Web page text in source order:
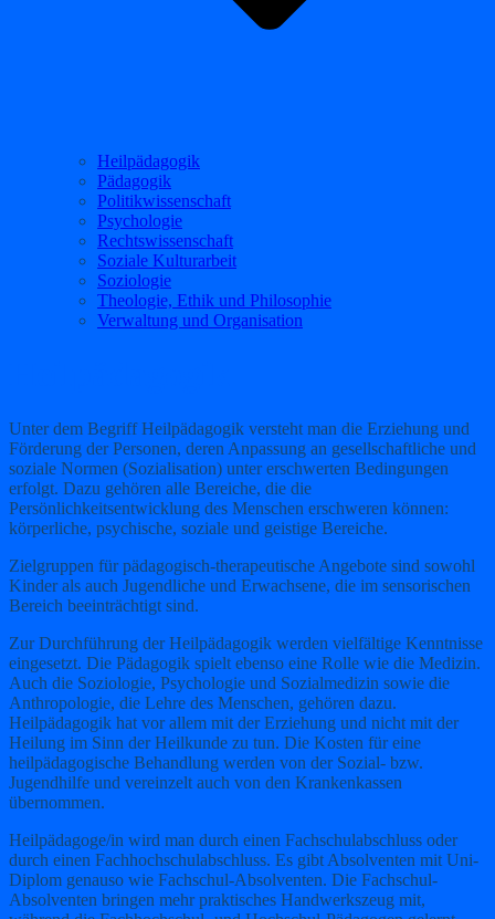
Heilpädagogik
Pädagogik
Politikwissenschaft
Psychologie
Rechtswissenschaft
Soziale Kulturarbeit
Soziologie
Theologie, Ethik und Philosophie
Verwaltung und Organisation
Unter dem Begriff Heilpädagogik versteht man die Erziehung und
Förderung der Personen, deren Anpassung an gesellschaftliche und
soziale Normen (Sozialisation) unter erschwerten Bedingungen
erfolgt. Dazu gehören alle Bereiche, die die
Persönlichkeitsentwicklung des Menschen erschweren können:
körperliche, psychische, soziale und geistige Bereiche.
Zielgruppen für pädagogisch-therapeutische Angebote sind sowohl
Kinder als auch Jugendliche und Erwachsene, die im sensorischen
Bereich beeinträchtigt sind.
Zur Durchführung der Heilpädagogik werden vielfältige Kenntnisse
eingesetzt. Die Pädagogik spielt ebenso eine Rolle wie die Medizin.
Auch die Soziologie, Psychologie und Sozialmedizin sowie die
Anthropologie, die Lehre des Menschen, gehören dazu.
Heilpädagogik hat vor allem mit der Erziehung und nicht mit der
Heilung im Sinn der Heilkunde zu tun. Die Kosten für eine
heilpädagogische Behandlung werden von der Sozial- bzw.
Jugendhilfe und vereinzelt auch von den Krankenkassen
übernommen.
Heilpädagoge/in wird man durch einen Fachschulabschluss oder
durch einen Fachhochschulabschluss. Es gibt Absolventen mit Uni-
Diplom genauso wie Fachschul-Absolventen. Die Fachschul-
Absolventen bringen mehr praktisches Handwerkszeug mit,